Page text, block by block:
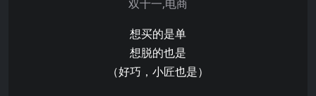
想买的是单
想脱的也是
（好巧，小匠也是）